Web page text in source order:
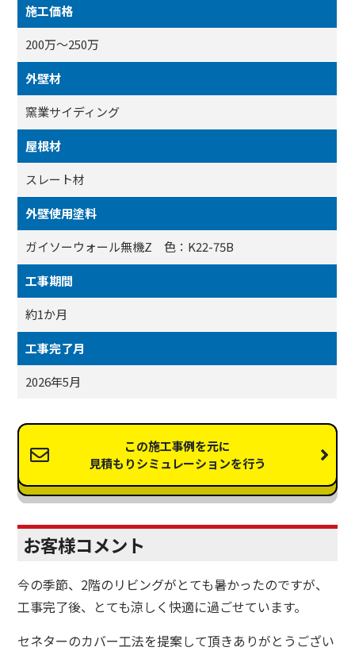
施工価格
200万～250万
外壁材
窯業サイディング
屋根材
スレート材
外壁使用塗料
ガイソーウォール無機Z 色：K22-75B
工事期間
約1か月
工事完了月
2026年5月
この施工事例を元に
見積もりシミュレーションを行う
お客様コメント
今の季節、2階のリビングがとても暑かったのですが、
工事完了後、とても涼しく快適に過ごせています。
セネターのカバー工法を提案して頂きありがとうござい